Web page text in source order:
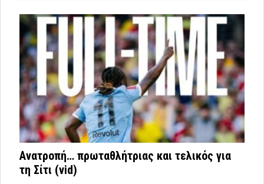
Ανατροπή… πρωταθλήτριας και τελικός για
τη Σίτι (vid)